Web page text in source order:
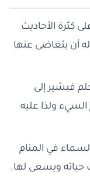
كثرة الأحاديث
أن يتغاضى عنها
فيشير إلى
ولذا عليه
في المنام
حياته ويسعى لها.